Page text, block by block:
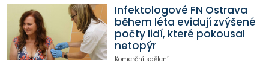
Infektologové FN Ostrava
během léta evidují zvýšené
počty lidí, které pokousal
netopýr
Komerční sdělení